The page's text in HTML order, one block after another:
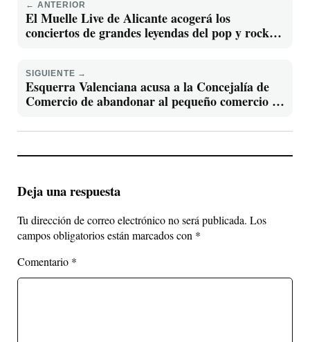
← ANTERIOR
El Muelle Live de Alicante acogerá los
conciertos de grandes leyendas del pop y rock
SIGUIENTE →
Esquerra Valenciana acusa a la Concejalía de
Comercio de abandonar al pequeño comercio de
Deja una respuesta
Tu dirección de correo electrónico no será publicada. Los
campos obligatorios están marcados con *
Comentario *